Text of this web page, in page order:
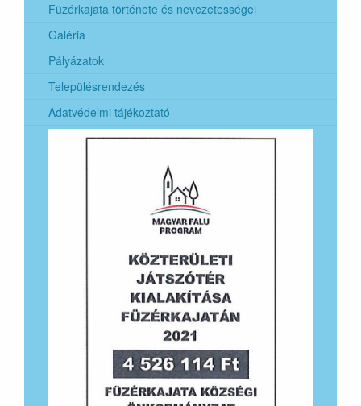
2024. évi helyi önkormányzati képviselők és
polgármesterek általános választása
választása
Füzérkajata története és nevezetességei
Galéria
Pályázatok
Településrendezés
Adatvédelmi tájékoztató